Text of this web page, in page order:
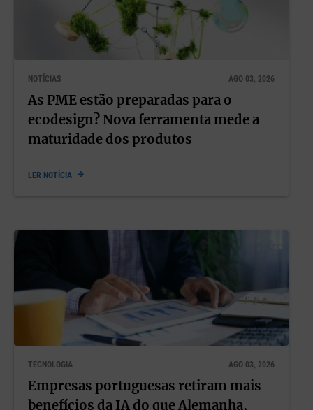
NOTÍCIAS AGO 03, 2026
As PME estão preparadas para o
ecodesign? Nova ferramenta mede a
maturidade dos produtos
LER NOTÍCIA
TECNOLOGIA AGO 03, 2026
Empresas portuguesas retiram mais
benefícios da IA do que Alemanha,